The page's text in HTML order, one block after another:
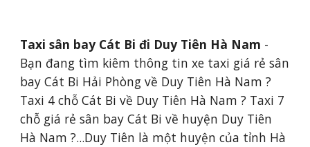
Taxi sân bay Cát Bi đi Duy Tiên Hà Nam -
Bạn đang tìm kiêm thông tin xe taxi giá rẻ sân
bay Cát Bi Hải Phòng về Duy Tiên Hà Nam ?
Taxi 4 chỗ Cát Bi về Duy Tiên Hà Nam ? Taxi 7
chỗ giá rẻ sân bay Cát Bi về huyện Duy Tiên
Hà Nam ?...Duy Tiên là một huyện của tỉnh Hà